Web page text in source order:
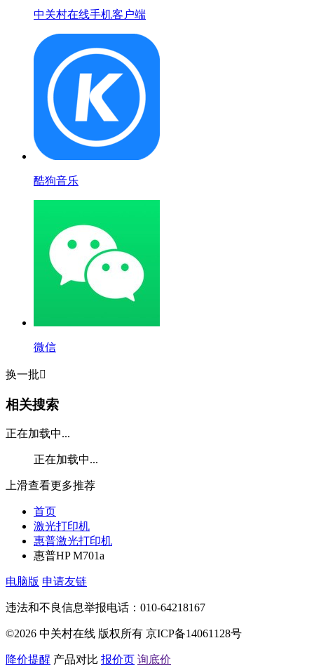
中关村在线手机客户端
酷狗音乐
微信
换一批
相关搜索
正在加载中...
正在加载中...
上滑查看更多推荐
首页
激光打印机
惠普激光打印机
惠普HP M701a
电脑版 申请友链
违法和不良信息举报电话：010-64218167
©2026 中关村在线 版权所有 京ICP备14061128号
降价提醒 产品对比 报价页 询底价